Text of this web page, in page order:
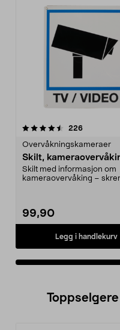
226
Overvåkningskameraer
Skilt,
Skilt med informasjon om
kameraovervåking –
99,90
Legg i handlekurv
4.5av 5 stjerner